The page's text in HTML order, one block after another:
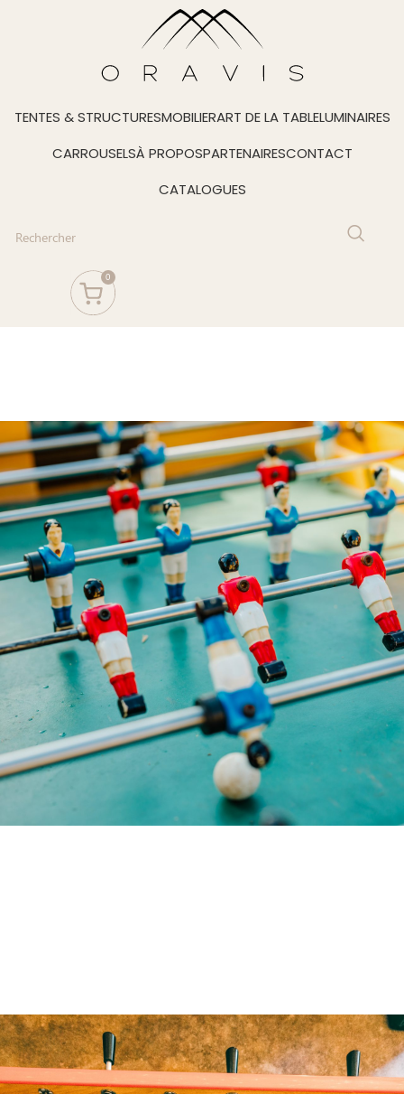
TENTES & STRUCTURESMOBILIERART DE LA TABLELUMINAIRES
CARROUSELSÀ PROPOSPARTENAIRESCONTACT
CATALOGUES
0